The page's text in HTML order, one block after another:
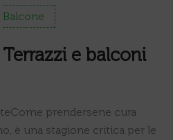
Balcone
Terrazzi e balconi
prendersene cura
è una stagione critica per le